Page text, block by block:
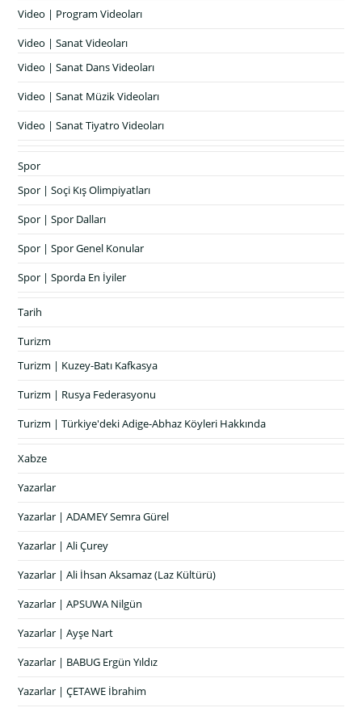
Video | Program Videoları
Video | Sanat Videoları
Video | Sanat Dans Videoları
Video | Sanat Müzik Videoları
Video | Sanat Tiyatro Videoları
Spor
Spor | Soçi Kış Olimpiyatları
Spor | Spor Dalları
Spor | Spor Genel Konular
Spor | Sporda En İyiler
Tarih
Turizm
Turizm | Kuzey-Batı Kafkasya
Turizm | Rusya Federasyonu
Turizm | Türkiye'deki Adige-Abhaz Köyleri Hakkında
Xabze
Yazarlar
Yazarlar | ADAMEY Semra Gürel
Yazarlar | Ali Çurey
Yazarlar | Ali İhsan Aksamaz (Laz Kültürü)
Yazarlar | APSUWA Nilgün
Yazarlar | Ayşe Nart
Yazarlar | BABUG Ergün Yıldız
Yazarlar | ÇETAWE İbrahim